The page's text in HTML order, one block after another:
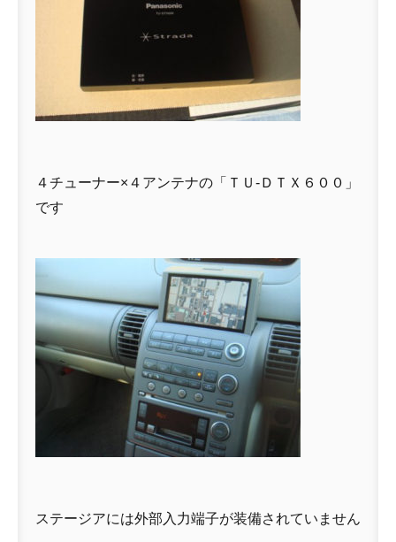
４チューナー×４アンテナの「ＴＵ-ＤＴＸ６００」
です
ステージアには外部入力端子が装備されていません